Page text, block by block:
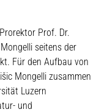
Prof. Dr.
seitens der
Für den Aufbau von
Mongelli zusammen
Luzern
und